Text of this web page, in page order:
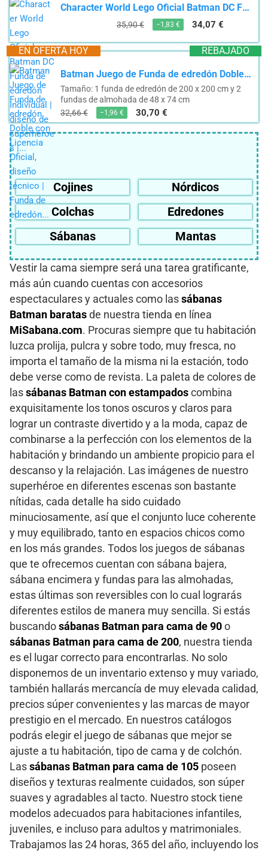
Character World Lego Oficial Batman DC Funda de edredón Individual | diseño de superhéroes |...
35,90 € −1,83 € 34,07 €
REBAJADO
EN OFERTA HOY
Batman Juego de Funda de edredón Doble con Licencia Oficial, diseño técnico | Funda de edredón...
Tamaño: 1 funda de edredón de 200 x 200 cm y 2
fundas de almohada de 48 x 74 cm
32,66 €
−1,96 € 30,70 €
Cojines
Nórdicos
Colchas
Edredones
Sábanas
Mantas
Vestir la cama siempre será una tarea gratificante,
más aún cuando cuentas con accesorios
espectaculares y actuales como las sábanas
Batman baratas de nuestra tienda en línea
MiSabana.com. Procuras siempre que tu habitación
luzca prolija, pulcra y sobre todo, muy fresca, no
importa el tamaño de la misma ni la estación, todo
debe verse como de revista. La paleta de colores de
las sábanas Batman con estampados combina
exquisitamente los tonos oscuros y claros para
lograr un contraste divertido y a la moda, capaz de
combinarse a la perfección con los elementos de la
habitación y brindando un ambiente propicio para el
descanso y la relajación. Las imágenes de nuestro
superhéroe en diferentes escenas son bastante
nítidas, cada detalle ha sido cuidado
minuciosamente, así que el conjunto luce coherente
y muy equilibrado, tanto en espacios chicos como
en los más grandes. Todos los juegos de sábanas
que te ofrecemos cuentan con sábana bajera,
sábana encimera y fundas para las almohadas,
estas últimas son reversibles con lo cual lograrás
diferentes estilos de manera muy sencilla. Si estás
buscando sábanas Batman para cama de 90 o
sábanas Batman para cama de 200, nuestra tienda
es el lugar correcto para encontrarlas. No solo
disponemos de un inventario extenso y muy variado,
también hallarás mercancía de muy elevada calidad,
precios súper convenientes y las marcas de mayor
prestigio en el mercado. En nuestros catálogos
podrás elegir el juego de sábanas que mejor se
ajuste a tu habitación, tipo de cama y de colchón.
Las sábanas Batman para cama de 105 poseen
diseños y texturas realmente cuidados, son súper
suaves y agradables al tacto. Nuestro stock tiene
modelos adecuados para habitaciones infantiles,
juveniles, e incluso para adultos y matrimoniales.
Trabajamos las 24 horas, 365 del año, incluyendo los